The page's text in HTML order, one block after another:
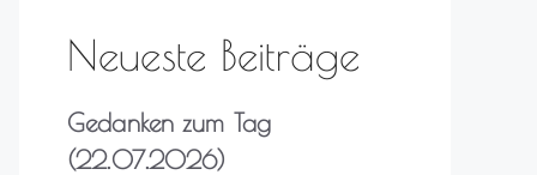
Neueste Beiträge
Gedanken zum Tag
(22.07.2026)